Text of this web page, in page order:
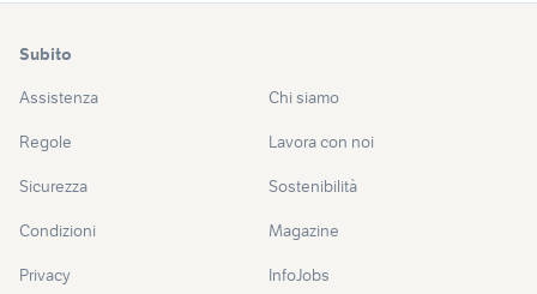
Subito
Assistenza
Regole
Sicurezza
Condizioni
Privacy
Chi siamo
Lavora con noi
Sostenibilità
Magazine
InfoJobs